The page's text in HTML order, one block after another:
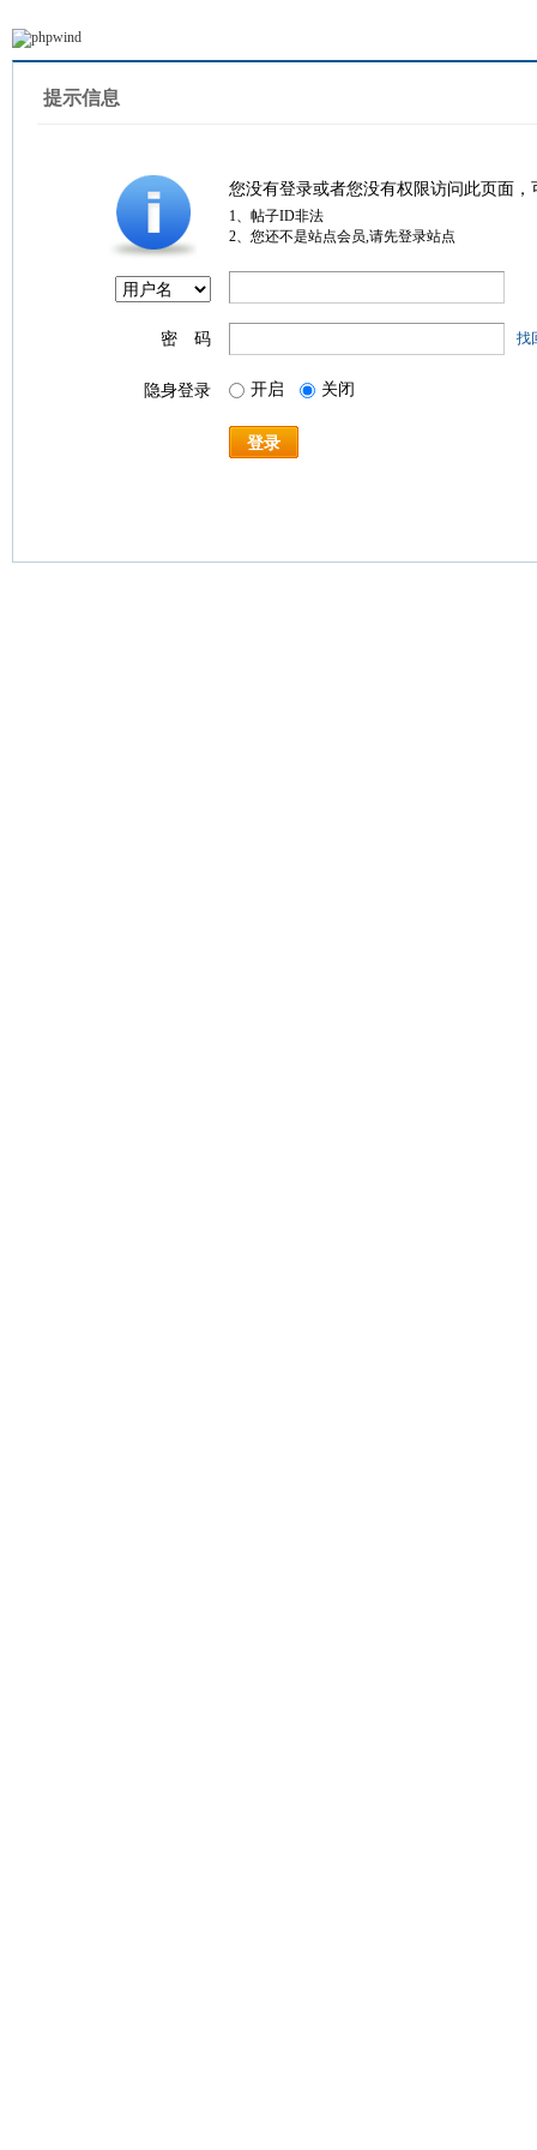
提示信息
您没有登录或者您没有权限访问此页面
1、帖子ID非法
2、您还不是站点会员,请先登录站点
密 码 找
隐身登录 开启 关闭
登录